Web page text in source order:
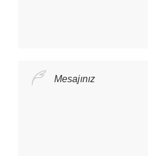
Mesajınız